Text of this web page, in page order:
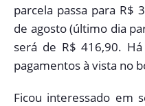
parcela passa para R$
de agosto (último dia
será de R$ 416,90.
pagamentos à vista no
Ficou interessado em